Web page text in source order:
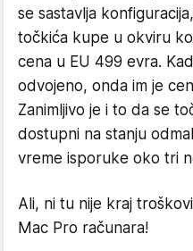
se sastavlja
točkića kupe u okviru
cena u EU 499 evra.
odvojeno, onda im je
Zanimljivo je i to da se
dostupni na stanju
vreme isporuke oko tri
Ali, ni tu nije kraj
Mac Pro računara!